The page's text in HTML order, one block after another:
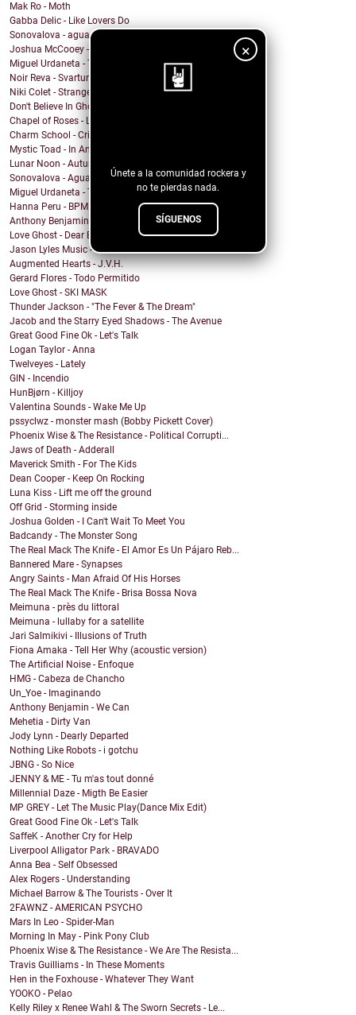
×
Únete a la comunidad rockera y
no te pierdas nada.
SÍGUENOS
Mak Ro - Moth
Gabba Delic - Like Lovers Do
Sonovalova - agua fría
Joshua McCooey - Hall Of Shame
Miguel Urdaneta - Te Sigo Pensando
Noir Reva - Svartur
Niki Colet - Strange Dreams
Don't Believe In Ghosts - Brooklyn Baby
Chapel of Roses - Lose Control
Charm School - Crime Time
Mystic Toad - In Another World
Lunar Noon - Autumn Passing
Sonovalova - Agua Fría
Miguel Urdaneta - Te Sigo Pensando
Hanna Peru - BPM
Anthony Benjamin - Protect Yourself
Love Ghost - Dear Boy
Jason Lyles Music - Survival
Augmented Hearts - J.V.H.
Gerard Flores - Todo Permitido
Love Ghost - SKI MASK
Thunder Jackson - "The Fever & The Dream"
Jacob and the Starry Eyed Shadows - The Avenue
Great Good Fine Ok - Let's Talk
Logan Taylor - Anna
Twelveyes - Lately
GIN - Incendio
HunBjørn - Killjoy
Valentina Sounds - Wake Me Up
pssyclwz - monster mash (Bobby Pickett Cover)
Phoenix Wise & The Resistance - Political Corrupti...
Jaws of Death - Adderall
Maverick Smith - For The Kids
Dean Cooper - Keep On Rocking
Luna Kiss - Lift me off the ground
Off Grid - Storming inside
Joshua Golden - I Can't Wait To Meet You
Badcandy - The Monster Song
The Real Mack The Knife - El Amor Es Un Pájaro Reb...
Bannered Mare - Synapses
Angry Saints - Man Afraid Of His Horses
The Real Mack The Knife - Brisa Bossa Nova
Meimuna - près du littoral
Meimuna - lullaby for a satellite
Jari Salmikivi - Illusions of Truth
Fiona Amaka - Tell Her Why (acoustic version)
The Artificial Noise - Enfoque
HMG - Cabeza de Chancho
Un_Yoe - Imaginando
Anthony Benjamin - We Can
Mehetia - Dirty Van
Jody Lynn - Dearly Departed
Nothing Like Robots - i gotchu
JBNG - So Nice
JENNY & ME - Tu m'as tout donné
Millennial Daze - Migth Be Easier
MP GREY - Let The Music Play(Dance Mix Edit)
Great Good Fine Ok - Let's Talk
SaffeK - Another Cry for Help
Liverpool Alligator Park - BRAVADO
Anna Bea - Self Obsessed
Alex Rogers - Understanding
Michael Barrow & The Tourists - Over It
2FAWNZ - AMERICAN PSYCHO
Mars In Leo - Spider-Man
Morning In May - Pink Pony Club
Phoenix Wise & The Resistance - We Are The Resista...
Travis Guilliams - In These Moments
Hen in the Foxhouse - Whatever They Want
YOOKO - Pelao
Kelly Riley x Renee Wahl & The Sworn Secrets - Le...